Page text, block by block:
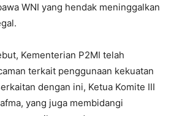
WNI yang hendak meninggalkan
Kementerian P2MI telah
terkait penggunaan kekuatan
dengan ini, Ketua Komite III
yang juga membidangi